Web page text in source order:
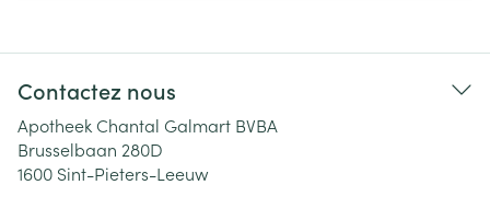
Contactez nous
Apotheek Chantal Galmart BVBA
Brusselbaan 280D
1600 Sint-Pieters-Leeuw